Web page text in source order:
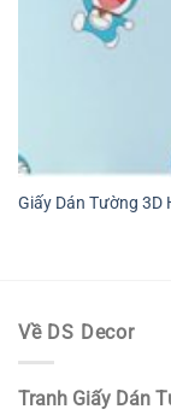
Giấy Dán Tường 3D
Về DS Decor
Tranh Giấy Dán